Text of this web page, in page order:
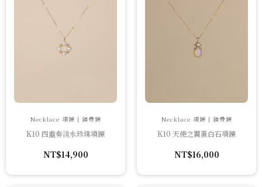
Necklace 項鍊 | 鎖骨鍊
K10 四重奏淡水珍珠項鍊
NT$14,900
Necklace 項鍊 | 鎖骨鍊
K10 天使之翼蛋白石項鍊
NT$16,000